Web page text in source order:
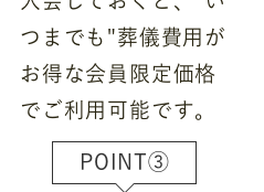
つまでも"葬儀費用が
お得な会員限定価格
でご利用可能です。
POINT③